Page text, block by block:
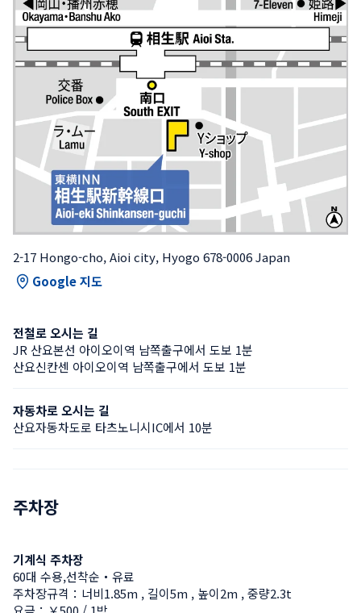
2-17 Hongo-cho, Aioi city, Hyogo 678-0006 Japan
Google 지도
전철로 오시는 길
JR 산요본선 아이오이역 남쪽출구에서 도보 1분
산요신칸센 아이오이역 남쪽출구에서 도보 1분
자동차로 오시는 길
산요자동차도로 타츠노니시IC에서 10분
주차장
기계식 주차장
60대 수용,선착순・유료
주차장규격：너비1.85m , 길이5m , 높이2m , 중량2.3t